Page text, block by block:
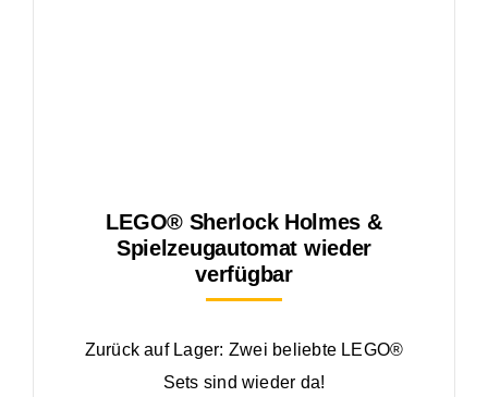
LEGO® Sherlock Holmes &
Spielzeugautomat wieder
verfügbar
Zurück auf Lager: Zwei beliebte LEGO®
Sets sind wieder da!